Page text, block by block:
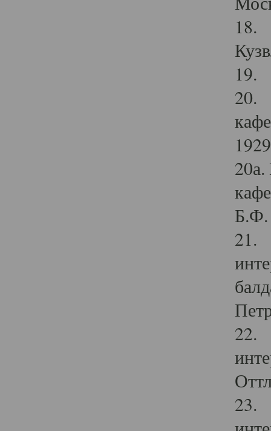
18.
19.
20.
Б.Ф.
21.
22.
23.